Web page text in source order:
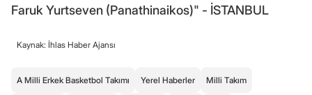
Faruk Yurtseven (Panathinaikos)" - İSTANBUL
Kaynak: İhlas Haber Ajansı
A Milli Erkek Basketbol Takımı Yerel Haberler Milli Takım